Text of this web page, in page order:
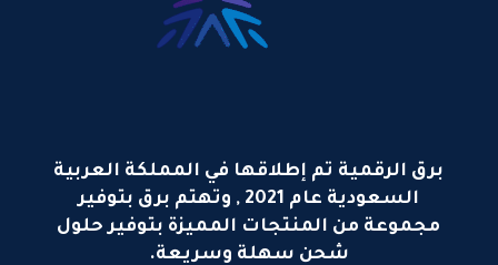
برق الرقمية تم إطلاقها في المملكة العربية
السعودية عام 2021 , وتهتم برق بتوفير
مجموعة من المنتجات المميزة بتوفير حلول
شحن سهلة وسريعة.